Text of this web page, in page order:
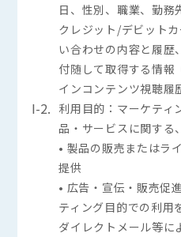
日、性別、職業、勤務
クレジット/デビット
い合わせの内容と履歴
付随して取得する情報
インコンテンツ視聴履
I-2. 利用目的：マーケティ
品・サービスに関する
• 製品の販売またはラ
提供
• 広告・宣伝・販売促
ティング目的での利用
ダイレクトメール等に